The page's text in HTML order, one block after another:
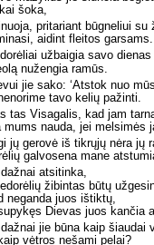
šoka,
pritariant būgneliui su
aidint fleitos garsams.
užbaigia savo
nužengia ramūs.
jie sako: ‘Atstok nuo
tavo kelių pažinti.
tas Visagalis, kad jam
mums nauda, jei melsimės
jų gerovė iš tikrųjų nėra jų
galvosena mane
atsitinka,
žibintas būtų
neganda juos ištiktų,
Dievas juos kančia
jie būna kaip šiaudai
vėtros nešami pelai?